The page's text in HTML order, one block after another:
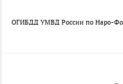
ОГИБДД УМВД России по Наро-